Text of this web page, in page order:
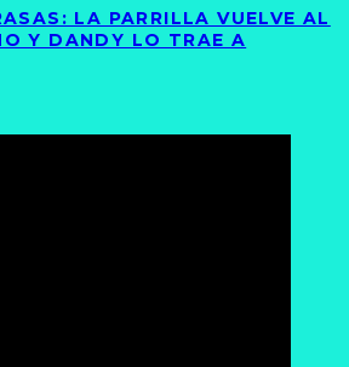
LA PARRILLA VUELVE AL
Y DANDY LO TRAE A